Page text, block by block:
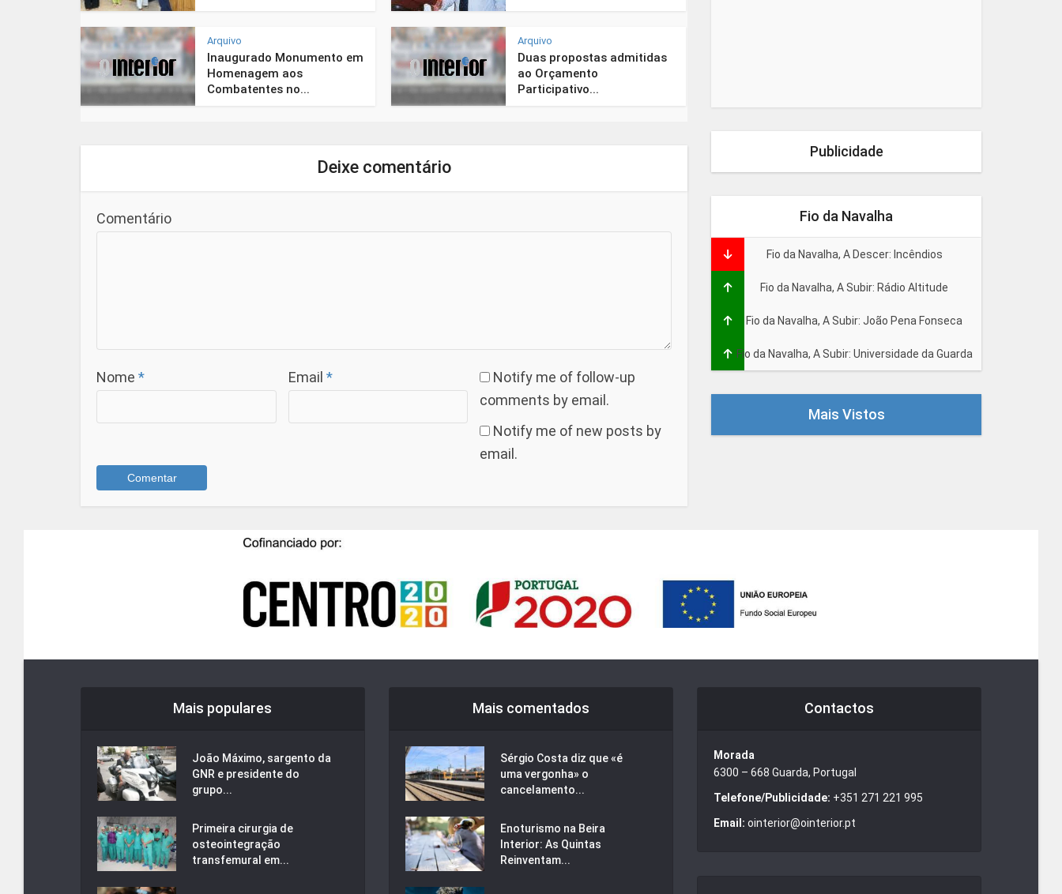
Arquivo
Inaugurado Monumento em
Homenagem aos
Combatentes no...
Arquivo
Duas propostas admitidas
ao Orçamento
Participativo...
Deixe comentário
Comentário
Nome * Email *
Notify me of follow-up
comments by email.
Notify me of new posts by
email.
Publicidade
Fio da Navalha
Fio da Navalha, A Descer: Incêndios
Fio da Navalha, A Subir: Rádio Altitude
Fio da Navalha, A Subir: João Pena Fonseca
Fio da Navalha, A Subir: Universidade da Guarda
Mais Vistos
Mais populares
João Máximo, sargento da
GNR e presidente do
grupo...
Primeira cirurgia de
osteointegração
transfemural em...
Mais comentados
Sérgio Costa diz que «é
uma vergonha» o
cancelamento...
Enoturismo na Beira
Interior: As Quintas
Reinventam...
Contactos
Morada
6300 – 668 Guarda, Portugal
Telefone/Publicidade: +351 271 221 995
Email: ointerior@ointerior.pt